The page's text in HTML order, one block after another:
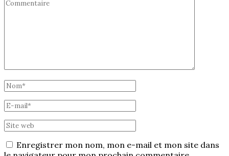
Enregistrer mon nom, mon e-mail et mon site dans